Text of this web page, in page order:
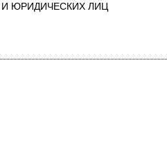
ЮРИДИЧЕСКИХ ЛИЦ